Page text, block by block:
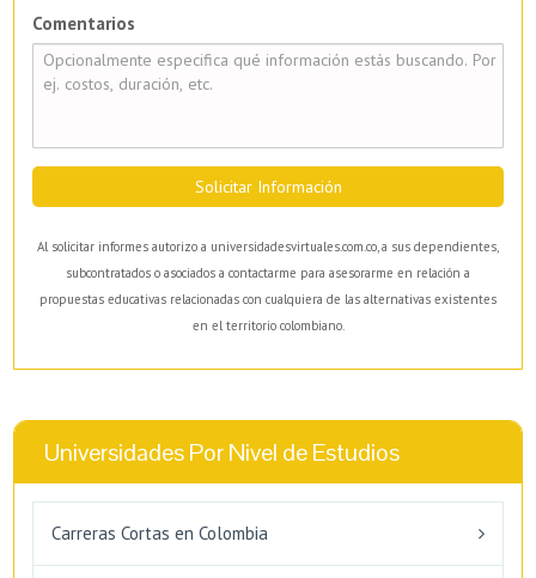
Comentarios
Solicitar Información
Al solicitar informes autorizo a universidadesvirtuales.com.co, a sus dependientes,
subcontratados o asociados a contactarme para asesorarme en relación a
propuestas educativas relacionadas con cualquiera de las alternativas existentes
en el territorio colombiano.
Universidades Por Nivel de Estudios
Carreras Cortas en Colombia